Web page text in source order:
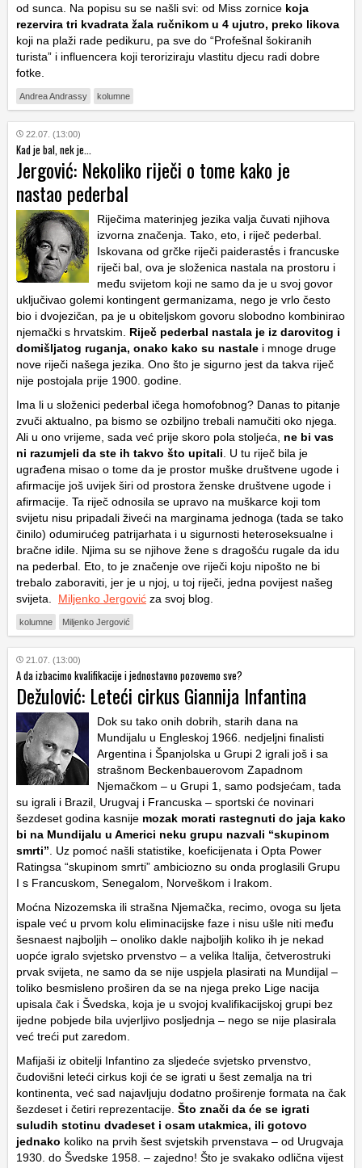
od sunca. Na popisu su se našli svi: od Miss zornice koja
rezervira tri kvadrata žala ručnikom u 4 ujutro, preko likova
koji na plaži rade pedikuru, pa sve do “Profešnal šokiranih
turista” i influencera koji teroriziraju vlastitu djecu radi dobre
fotke.
Andrea Andrassy kolumne
22.07. (13:00)
Kad je bal, nek je...
Jergović: Nekoliko riječi o tome kako je
nastao pederbal
Riječima materinjeg jezika valja čuvati njihova
izvorna značenja. Tako, eto, i riječ pederbal.
Iskovana od grčke riječi paiderastḗs i francuske
riječi bal, ova je složenica nastala na prostoru i
među svijetom koji ne samo da je u svoj govor
uključivao golemi kontingent germanizama, nego je vrlo često
bio i dvojezičan, pa je u obiteljskom govoru slobodno kombinirao
njemački s hrvatskim. Riječ pederbal nastala je iz darovitog i
domišljatog ruganja, onako kako su nastale i mnoge druge
nove riječi našega jezika. Ono što je sigurno jest da takva riječ
nije postojala prije 1900. godine.
Ima li u složenici pederbal ičega homofobnog? Danas to pitanje
zvuči aktualno, pa bismo se ozbiljno trebali namučiti oko njega.
Ali u ono vrijeme, sada već prije skoro pola stoljeća, ne bi vas
ni razumjeli da ste ih takvo što upitali. U tu riječ bila je
ugrađena misao o tome da je prostor muške društvene ugode i
afirmacije još uvijek širi od prostora ženske društvene ugode i
afirmacije. Ta riječ odnosila se upravo na muškarce koji tom
svijetu nisu pripadali živeći na marginama jednoga (tada se tako
činilo) odumirućeg patrijarhata i u sigurnosti heteroseksualne i
bračne idile. Njima su se njihove žene s dragošću rugale da idu
na pederbal. Eto, to je značenje ove riječi koju nipošto ne bi
trebalo zaboraviti, jer je u njoj, u toj riječi, jedna povijest našeg
svijeta. Miljenko Jergović za svoj blog.
kolumne Miljenko Jergović
21.07. (13:00)
A da izbacimo kvalifikacije i jednostavno pozovemo sve?
Dežulović: Leteći cirkus Giannija Infantina
Dok su tako onih dobrih, starih dana na
Mundijalu u Engleskoj 1966. nedjeljni finalisti
Argentina i Španjolska u Grupi 2 igrali još i sa
strašnom Beckenbauerovom Zapadnom
Njemačkom – u Grupi 1, samo podsjećam, tada
su igrali i Brazil, Urugvaj i Francuska – sportski će novinari
šezdeset godina kasnije mozak morati rastegnuti do jaja kako
bi na Mundijalu u Americi neku grupu nazvali “skupinom
smrti”. Uz pomoć našli statistike, koeficijenata i Opta Power
Ratingsa “skupinom smrti” ambiciozno su onda proglasili Grupu
I s Francuskom, Senegalom, Norveškom i Irakom.
Moćna Nizozemska ili strašna Njemačka, recimo, ovoga su ljeta
ispale već u prvom kolu eliminacijske faze i nisu ušle niti među
šesnaest najboljih – onoliko dakle najboljih koliko ih je nekad
uopće igralo svjetsko prvenstvo – a velika Italija, četverostruki
prvak svijeta, ne samo da se nije uspjela plasirati na Mundijal –
toliko besmisleno proširen da se na njega preko Lige nacija
upisala čak i Švedska, koja je u svojoj kvalifikacijskoj grupi bez
ijedne pobjede bila uvjerljivo posljednja – nego se nije plasirala
već treći put zaredom.
Mafijaši iz obitelji Infantino za sljedeće svjetsko prvenstvo,
čudovišni leteći cirkus koji će se igrati u šest zemalja na tri
kontinenta, već sad najavljuju dodatno proširenje formata na čak
šezdeset i četiri reprezentacije. Što znači da će se igrati
suludih stotinu dvadeset i osam utakmica, ili gotovo
jednako koliko na prvih šest svjetskih prvenstava – od Urugvaja
1930. do Švedske 1958. – zajedno! Što je svakako odlična vijest